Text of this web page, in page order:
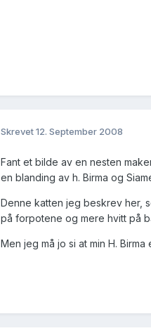
Skrevet12. September 2008
Fant et bilde av en nesten
en blanding av h. Birma og
Denne katten jeg beskrev her,
på forpotene og mere hvitt på
Men jeg må jo si at min H.